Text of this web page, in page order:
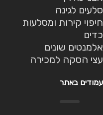
סלעים לגינה
חיפוי קירות ומסלעות
כדים
אלמנטים שונים
עצי הסקה למכירה
עמודים באתר